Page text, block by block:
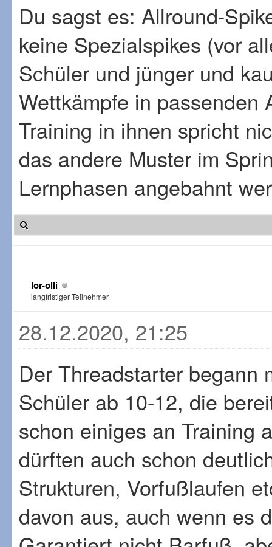
Du sagst es: Allround-
keine Spezialspikes (vor
Schüler und jünger und
Wettkämpfe in passenden
Training in ihnen spricht
das andere Muster im
Lernphasen angebahnt
lor-olli
langfristiger Teilnehmer
28.12.2020, 21:25
Der Threadstarter
Schüler ab 10-12, die
schon einiges an Training
dürften auch schon
Strukturen, Vorfußlaufen
davon aus, auch wenn es